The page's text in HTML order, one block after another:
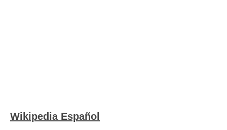
Wikipedia Español